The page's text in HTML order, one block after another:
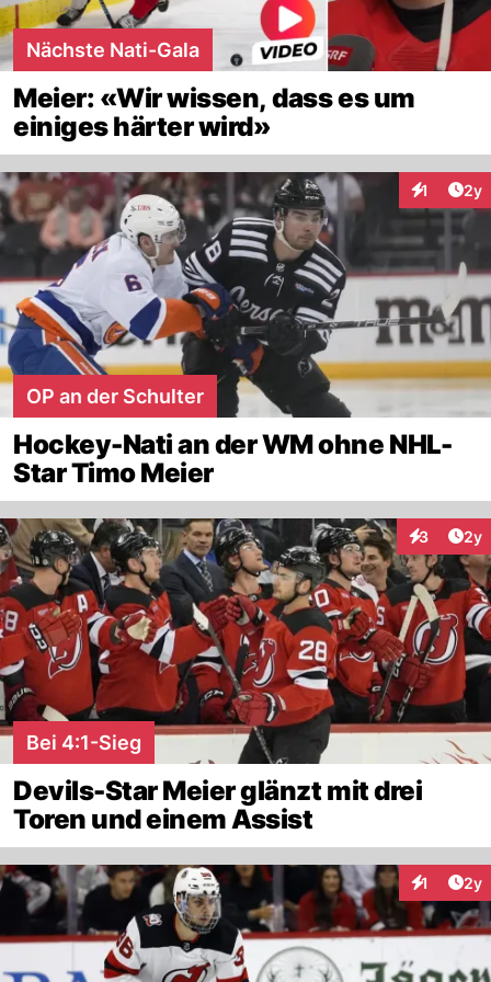
Nächste Nati-Gala
Meier: «Wir wissen, dass es um
einiges härter wird»
1 2y
OP an der Schulter
Hockey-Nati an der WM ohne NHL-
Star Timo Meier
3 2y
Bei 4:1-Sieg
Devils-Star Meier glänzt mit drei
Toren und einem Assist
1 2y